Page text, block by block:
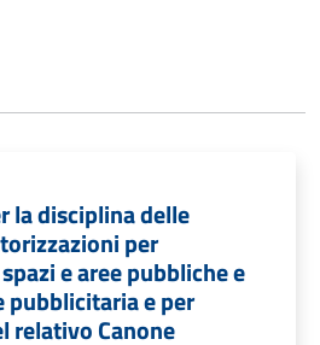
la disciplina delle
per
e aree pubbliche e
pubblicitaria e per
relativo Canone